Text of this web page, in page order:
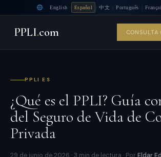
English Español 中文 Português
PPLI.com
PPLI ES
¿Qué es el PPLI? Guía
del Seguro de Vida de
Privada